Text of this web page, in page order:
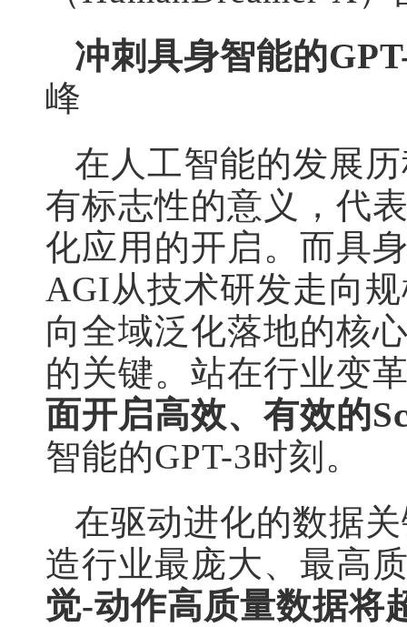
冲刺具身智能的
峰
在人工智能的发展
有标志性的意义，代
化应用的开启。而具
AGI从技术研发走向
向全域泛化落地的核
的关键。站在行业变
面开启高效、有效的
智能的GPT-3时刻。
在驱动进化的数据
造行业最庞大、最高
觉-动作高质量数据将